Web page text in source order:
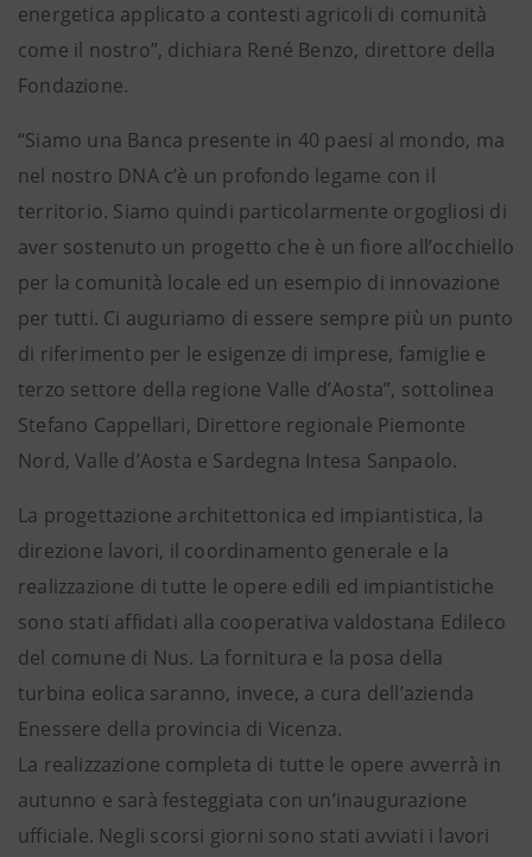
energetica applicato a contesti agricoli di comunità
come il nostro”, dichiara René Benzo, direttore della
Fondazione.
“Siamo una Banca presente in 40 paesi al mondo, ma
nel nostro DNA c’è un profondo legame con il
territorio. Siamo quindi particolarmente orgogliosi di
aver sostenuto un progetto che è un fiore all’occhiello
per la comunità locale ed un esempio di innovazione
per tutti. Ci auguriamo di essere sempre più un punto
di riferimento per le esigenze di imprese, famiglie e
terzo settore della regione Valle d’Aosta”, sottolinea
Stefano Cappellari, Direttore regionale Piemonte
Nord, Valle d’Aosta e Sardegna Intesa Sanpaolo.
La progettazione architettonica ed impiantistica, la
direzione lavori, il coordinamento generale e la
realizzazione di tutte le opere edili ed impiantistiche
sono stati affidati alla cooperativa valdostana Edileco
del comune di Nus. La fornitura e la posa della
turbina eolica saranno, invece, a cura dell’azienda
Enessere della provincia di Vicenza.
La realizzazione completa di tutte le opere avverrà in
autunno e sarà festeggiata con un’inaugurazione
ufficiale. Negli scorsi giorni sono stati avviati i lavori